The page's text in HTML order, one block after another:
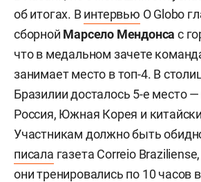
об итогах. Винтервью O Globo
сборной Марсело Мендонсас
что в медальном зачете
занимает место в топ-4. В
Бразилии досталось 5-е место
Россия, Южная Корея и
Участникам должно быть
писала газета Correio
они тренировались по 10 часов